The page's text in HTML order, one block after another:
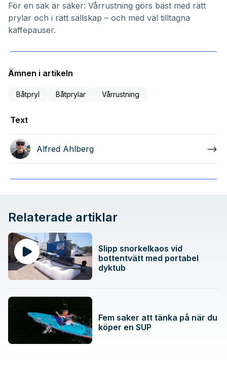
För en sak är säker: Vårrustning görs bäst med rätt
prylar och i rätt sällskap – och med väl tilltagna
kaffepauser.
Ämnen i artikeln
Båtpryl Båtprylar Vårrustning
Text
Alfred Ahlberg
Relaterade artiklar
Slipp snorkelkaos vid
bottentvätt med portabel
dyktub
Fem saker att tänka på när du
köper en SUP